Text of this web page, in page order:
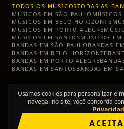
TODOS OS MÚSICOSTODAS AS
MÚSICOS EM SÃO PAULO MÚSICOS
MÚSICOS EM BELO HORIZONTE
MÚSICOS EM PORTO ALEGRE
MÚSICOS EM SANTOSMÚSICOS EM
BANDAS EMSÃO PAULO BANDAS EM
BANDAS EM BELO HORIZONTE
BANDAS EM PORTO ALEGRE
BANDAS EMSANTOS BANDAS EM
Usamos cookies para personalizar e
navegar no site, você concorda